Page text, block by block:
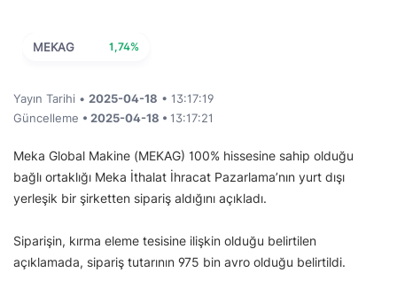
MEKAG 1,74%
Yayın Tarihi • 2025-04-18 • 13:17:19
Güncelleme • 2025-04-18 • 13:17:21
Meka Global Makine (MEKAG) 100% hissesine sahip olduğu
bağlı ortaklığı Meka İthalat İhracat Pazarlama’nın yurt dışı
yerleşik bir şirketten sipariş aldığını açıkladı.
Siparişin, kırma eleme tesisine ilişkin olduğu belirtilen
açıklamada, sipariş tutarının 975 bin avro olduğu belirtildi.